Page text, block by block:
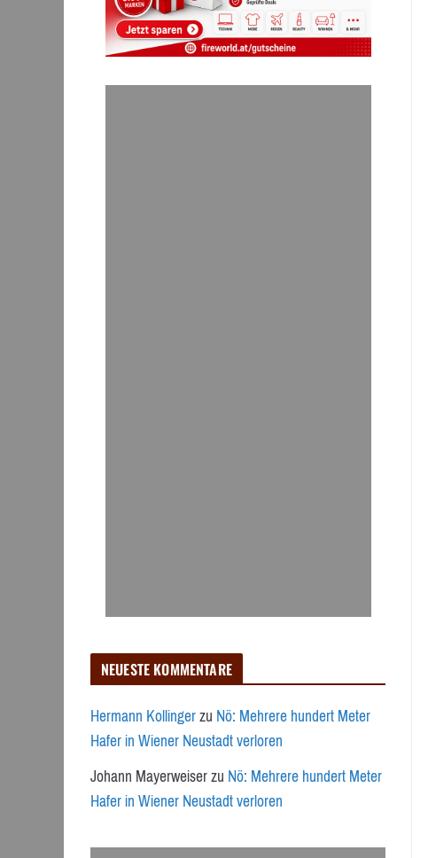
NEUESTE KOMMENTARE
Hermann KollingerzuNö: Mehrere hundert Meter
Hafer in Wiener Neustadt verloren
Johann MayerweiserzuNö: Mehrere hundert Meter
Hafer in Wiener Neustadt verloren